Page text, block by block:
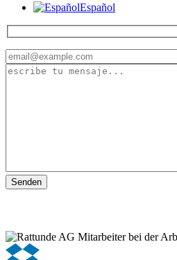
Español